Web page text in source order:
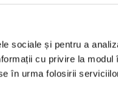
sociale și pentru a
cu privire la modul
în urma folosirii